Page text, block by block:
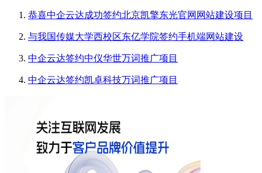
恭喜中企云达成功签约北京凯擎东光官网网站建设项目
与我国传媒大学西校区东亿学院签约手机端网站建设
中企云达签约中仪华世万词推广项目
中企云达签约凯卓科技万词推广项目